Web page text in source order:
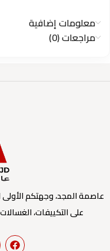
معلومات إضافية
مراجعات (0)
عاصمة المجد، وجهتكم
على التكييفات،